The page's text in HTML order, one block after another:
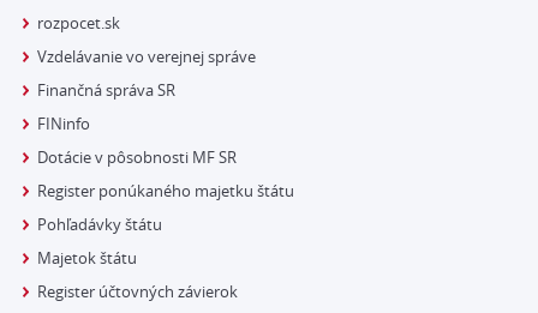
rozpocet.sk
Vzdelávanie vo verejnej správe
Finančná správa SR
FINinfo
Dotácie v pôsobnosti MF SR
Register ponúkaného majetku štátu
Pohľadávky štátu
Majetok štátu
Register účtovných závierok